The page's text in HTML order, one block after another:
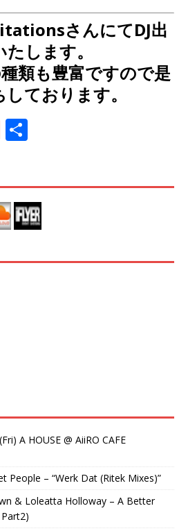
さんにてDJ出
たします。
類も豊富ですので是
ております。
R
e
di
t
A HOUSE @ AiiRO CAFE
People – “Werk Dat (Ritek Mixes)”
& Loleatta Holloway – A Better